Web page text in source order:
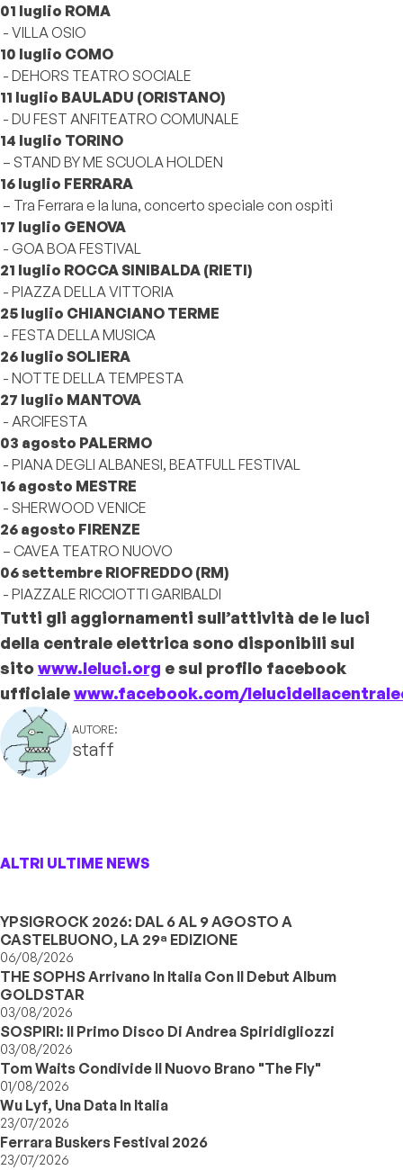
01 luglio ROMA
- VILLA OSIO
10 luglio COMO
- DEHORS TEATRO SOCIALE
11 luglio BAULADU (ORISTANO)
- DU FEST ANFITEATRO COMUNALE
14 luglio TORINO
– STAND BY ME SCUOLA HOLDEN
16 luglio FERRARA
– Tra Ferrara e la luna, concerto speciale con ospiti
17 luglio GENOVA
- GOA BOA FESTIVAL
21 luglio ROCCA SINIBALDA (RIETI)
- PIAZZA DELLA VITTORIA
25 luglio CHIANCIANO TERME
- FESTA DELLA MUSICA
26 luglio SOLIERA
- NOTTE DELLA TEMPESTA
27 luglio MANTOVA
- ARCIFESTA
03 agosto PALERMO
- PIANA DEGLI ALBANESI, BEATFULL FESTIVAL
16 agosto MESTRE
- SHERWOOD VENICE
26 agosto FIRENZE
– CAVEA TEATRO NUOVO
06 settembre RIOFREDDO (RM)
- PIAZZALE RICCIOTTI GARIBALDI
Tutti gli aggiornamenti sull’attività de le luci
della centrale elettrica sono disponibili sul
sitowww.leluci.org e sul profilo facebook
ufficialewww.facebook.com/
AUTORE:
staff
ALTRI ULTIME NEWS
YPSIGROCK 2026: DAL 6 AL 9 AGOSTO A
CASTELBUONO, LA 29ª EDIZIONE
06/08/2026
THE SOPHS Arrivano In Italia Con Il Debut Album
GOLDSTAR
03/08/2026
SOSPIRI: Il Primo Disco Di Andrea Spiridigliozzi
03/08/2026
Tom Waits Condivide Il Nuovo Brano "The Fly"
01/08/2026
Wu Lyf, Una Data In Italia
23/07/2026
Ferrara Buskers Festival 2026
23/07/2026